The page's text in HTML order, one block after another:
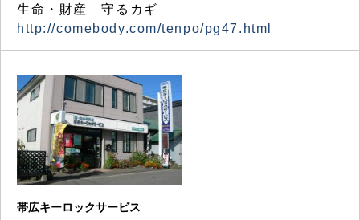
生命・財産 守るカギ
http://comebody.com/tenpo/pg47.html
帯広キーロックサービス